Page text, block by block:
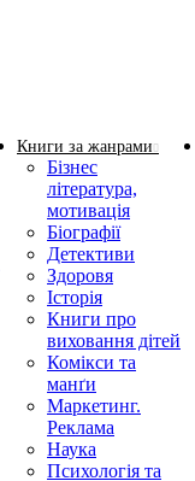
Книги за жанрами
Бізнес
література,
мотивація
Біографії
Детективи
Здоровя
Історія
Книги про
виховання дітей
Комікси та
манґи
Маркетинг.
Реклама
Наука
Психологія та